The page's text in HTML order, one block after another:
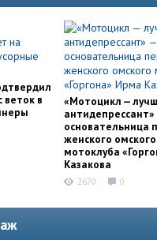
веток в
«Мотоцикл —
антидепрессант»
основательница
женского омского
мотоклуба
Казакова
2670 0